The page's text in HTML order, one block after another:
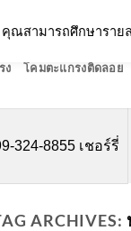
ง โคมตะแกรงติดลอย
324-8855 เชอร์รี่
ARCHIVES:
ณสามารถศึกษาราย